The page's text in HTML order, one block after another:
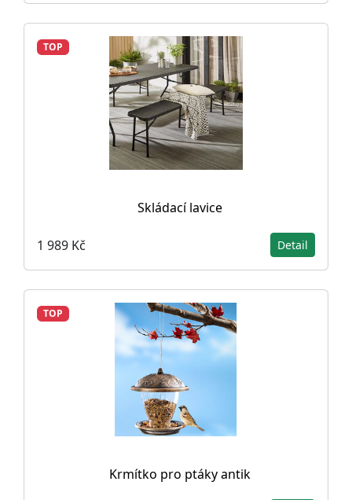
TOP
Skládací lavice
1 989 Kč Detail
TOP
Krmítko pro ptáky antik